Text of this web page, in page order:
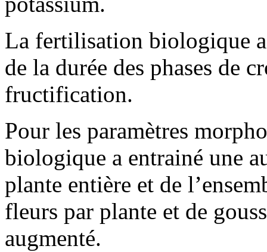
La fertilisation biologique
de la durée des phases de
fructification.
Pour les paramètres
biologique a entrainé une
plante entière et de
fleurs par plante et de
augmenté.